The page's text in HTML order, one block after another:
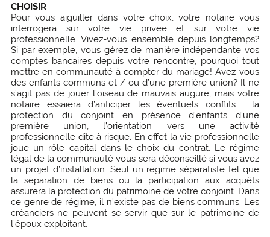
CHOISIR
Pour vous aiguiller dans votre choix, votre notaire vous
interrogera sur votre vie privée et sur votre vie
professionnelle. Vivez-vous ensemble depuis longtemps?
Si par exemple, vous gérez de manière indépendante vos
comptes bancaires depuis votre rencontre, pourquoi tout
mettre en communauté à compter du mariage! Avez-vous
des enfants communs et / ou d’une première union? Il ne
s’agit pas de jouer l’oiseau de mauvais augure, mais votre
notaire essaiera d’anticiper les éventuels conflits : la
protection du conjoint en présence d’enfants d’une
première union, l’orientation vers une activité
professionnelle dite à risque. En effet la vie professionnelle
joue un rôle capital dans le choix du contrat. Le régime
légal de la communauté vous sera déconseillé si vous avez
un projet d’installation. Seul un régime séparatiste tel que
la séparation de biens ou la participation aux acquêts
assurera la protection du patrimoine de votre conjoint. Dans
ce genre de régime, il n’existe pas de biens communs. Les
créanciers ne peuvent se servir que sur le patrimoine de
l’époux exploitant.